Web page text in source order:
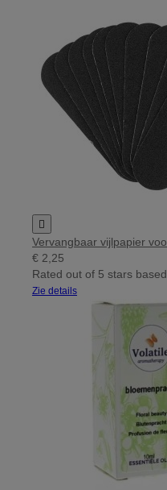

Vervangbaar vijlpapier
€ 2,25
Rated out of 5 stars
Zie details